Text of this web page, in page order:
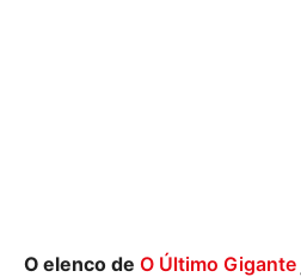
O elenco de O Último Gigante